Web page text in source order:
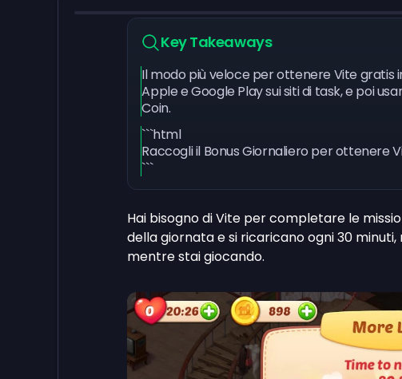
Key Takeaways
Il modo più veloce per ottenere Vite gratis
Apple e Google Play sui siti di task, e poi
Coin.
```html
Raccogli il Bonus Giornaliero per ottenere
```
Hai bisogno di Vite per completare le
della giornata e si ricaricano ogni 30
mentre stai giocando.